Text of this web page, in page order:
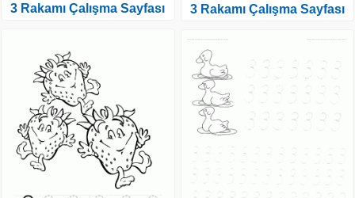
3 Rakamı Çalışma Sayfası 3 Rakamı Çalışma Sayfası